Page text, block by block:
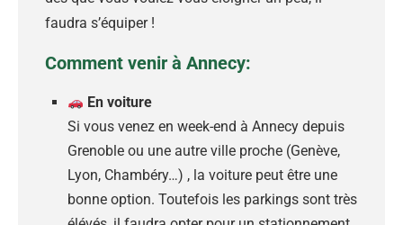
faudra s’équiper !
Comment venir à Annecy:
En voiture
Si vous venez en week-end à Annecy depuis
Grenoble ou une autre ville proche (Genève,
Lyon, Chambéry…) , la voiture peut être une
bonne option. Toutefois les parkings sont très